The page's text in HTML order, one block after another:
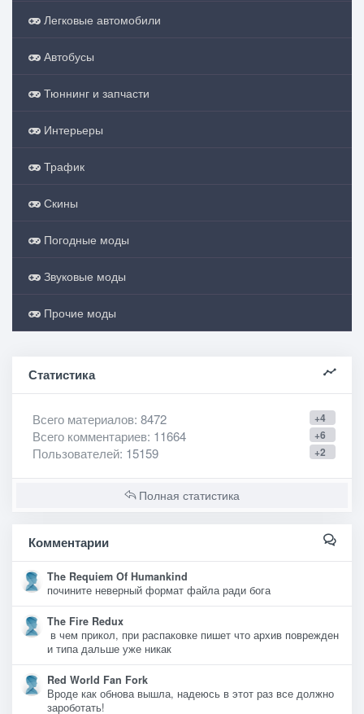
Легковые автомобили
Автобусы
Тюннинг и запчасти
Интерьеры
Трафик
Скины
Погодные моды
Звуковые моды
Прочие моды
Статистика
+4
Всего материалов: 8472
+6
Всего комментариев: 11664
+2
Пользователей: 15159
Полная статистика
Комментарии
The Requiem Of Humankind
почините неверный формат файла ради бога
The Fire Redux
в чем прикол, при распаковке пишет что архив поврежден
и типа дальше уже никак
Red World Fan Fork
Вроде как обнова вышла, надеюсь в этот раз все должно
зароботать!